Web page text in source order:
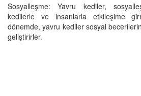
Sosyalleşme: Yavru kediler,
kedilerle ve insanlarla etkileşime
dönemde, yavru kediler sosyal
geliştirirler.